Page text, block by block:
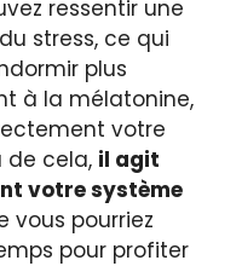
ressentir une
stress, ce qui
plus
à la mélatonine,
votre
de cela, il agit
votre système
vous pourriez
pour profiter